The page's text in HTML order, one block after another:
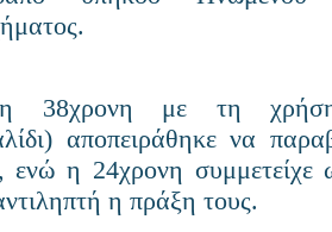
η 38χρονη με τη
αποπειράθηκε να
ενώ η 24χρονη συμμετείχε
η πράξη τους.